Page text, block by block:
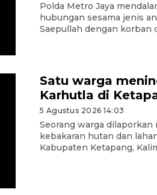
Polda Metro Jaya
hubungan sesama jenis
Saepullah dengan korban
Satu warga
Karhutla di
5 Agustus 2026 14:03
Seorang warga
kebakaran hutan dan
Kabupaten Ketapang,